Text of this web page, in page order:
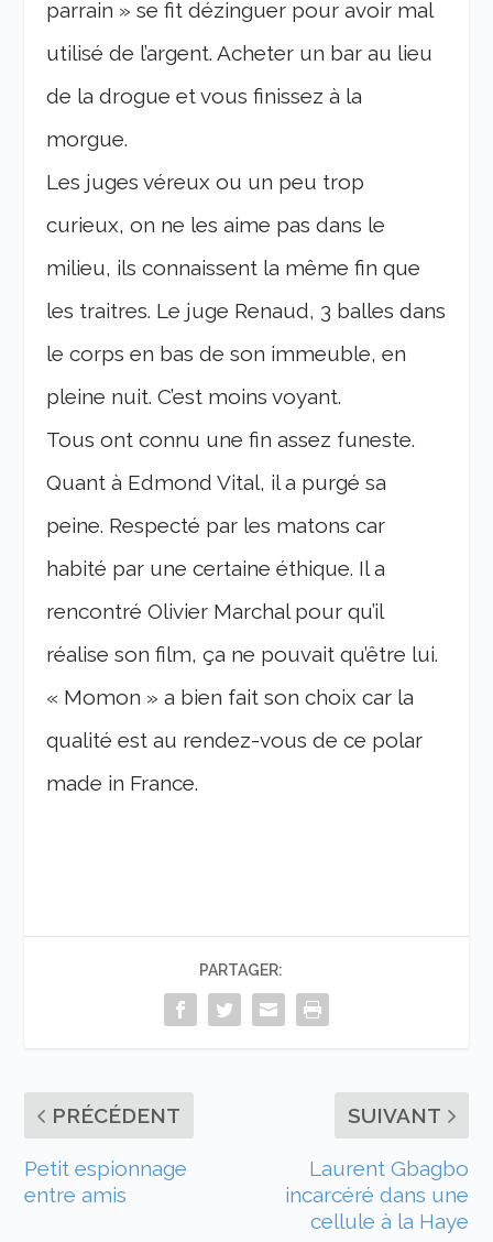
parrain » se fit dézinguer pour avoir mal
utilisé de l’argent. Acheter un bar au lieu
de la drogue et vous finissez à la
morgue.
Les juges véreux ou un peu trop
curieux, on ne les aime pas dans le
milieu, ils connaissent la même fin que
les traitres. Le juge Renaud, 3 balles dans
le corps en bas de son immeuble, en
pleine nuit. C’est moins voyant.
Tous ont connu une fin assez funeste.
Quant à Edmond Vital, il a purgé sa
peine. Respecté par les matons car
habité par une certaine éthique. Il a
rencontré Olivier Marchal pour qu’il
réalise son film, ça ne pouvait qu’être lui.
« Momon » a bien fait son choix car la
qualité est au rendez-vous de ce polar
made in France.
PARTAGER:
PRÉCÉDENT
Petit espionnage
entre amis
SUIVANT
Laurent Gbagbo
incarcéré dans une
cellule à la Haye